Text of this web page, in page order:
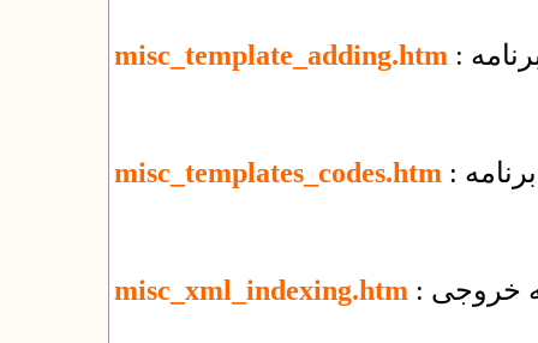
misc_template_adding.htm
misc_templates_codes.htm
misc_xml_indexing.htm